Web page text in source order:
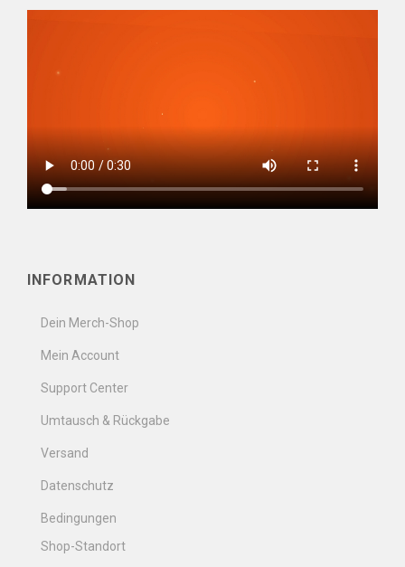
INFORMATION
Dein Merch-Shop
Mein Account
Support Center
Umtausch & Rückgabe
Versand
Datenschutz
Bedingungen
Shop-Standort